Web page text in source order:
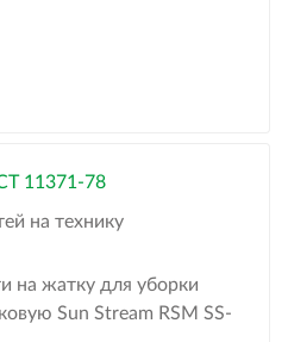
11371-78
на технику
на жатку для уборки
Sun Stream RSM SS-